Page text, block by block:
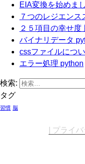
EIA変換を始めま
７つのレジエンス
２５項目の幸せ度
バイナリデータ
cssファイルにつ
エラー処理 python
検索:
タグ
習慣 脳
| プライ